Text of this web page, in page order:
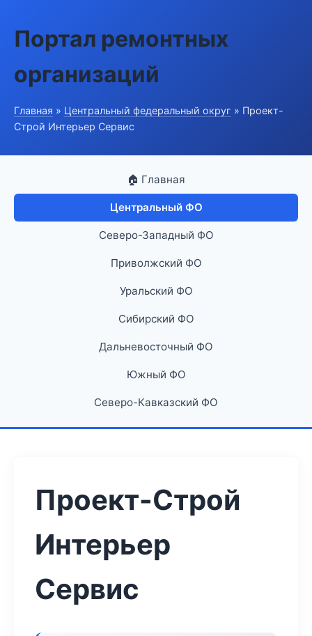
Портал ремонтных
организаций
Главная » Центральный федеральный округ » Проект-
Строй Интерьер Сервис
🏠 Главная
Центральный ФО
Северо-Западный ФО
Приволжский ФО
Уральский ФО
Сибирский ФО
Дальневосточный ФО
Южный ФО
Северо-Кавказский ФО
Проект-Строй
Интерьер
Сервис